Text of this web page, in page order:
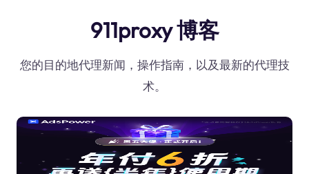
911proxy 博客
您的目的地代理新闻，操作指南，以及最新的代理技
术。